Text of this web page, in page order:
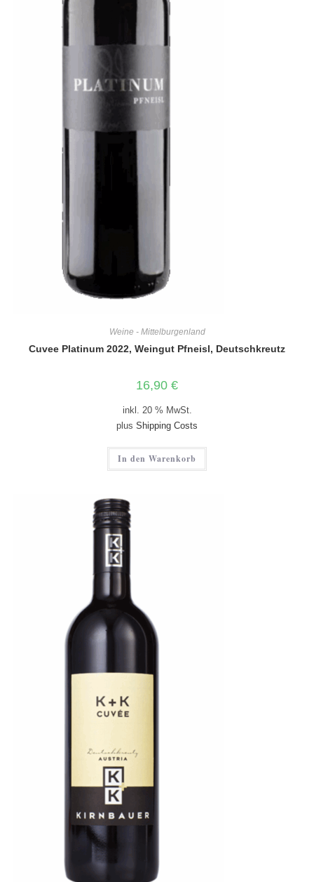
Weine - Mittelburgenland
Cuvee Platinum 2022, Weingut Pfneisl, Deutschkreutz
16,90 €
inkl. 20 % MwSt.
plus Shipping Costs
In den Warenkorb